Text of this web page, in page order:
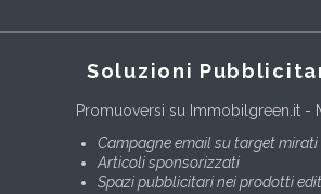
Soluzioni
Promuoversi su Immobilgreen.it -
Campagne email su target mirati
Articoli sponsorizzati
Spazi pubblicitari nei prodotti